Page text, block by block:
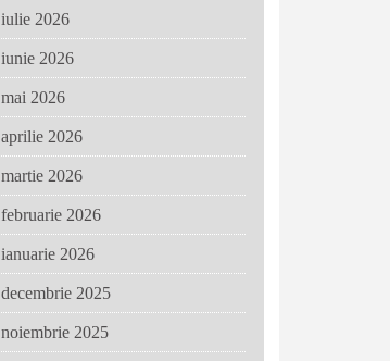
iulie 2026
iunie 2026
mai 2026
aprilie 2026
martie 2026
februarie 2026
ianuarie 2026
decembrie 2025
noiembrie 2025